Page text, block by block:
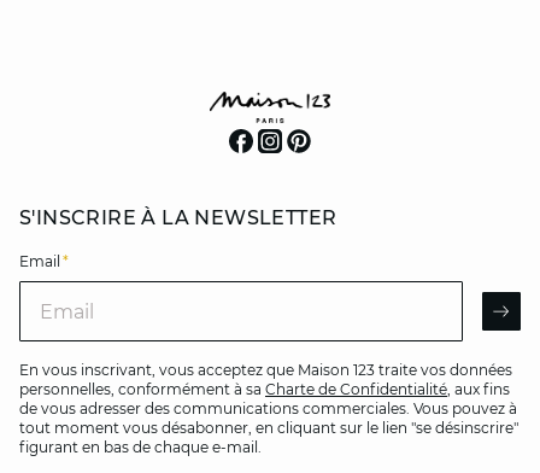
S'INSCRIRE À LA NEWSLETTER
Email *
En vous inscrivant, vous acceptez que Maison 123 traite vos données
personnelles, conformément à sa Charte de Confidentialité, aux fins
de vous adresser des communications commerciales. Vous pouvez à
tout moment vous désabonner, en cliquant sur le lien "se désinscrire"
figurant en bas de chaque e-mail.